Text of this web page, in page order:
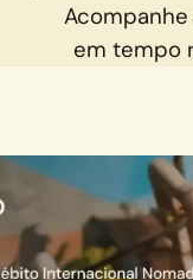
em tempo